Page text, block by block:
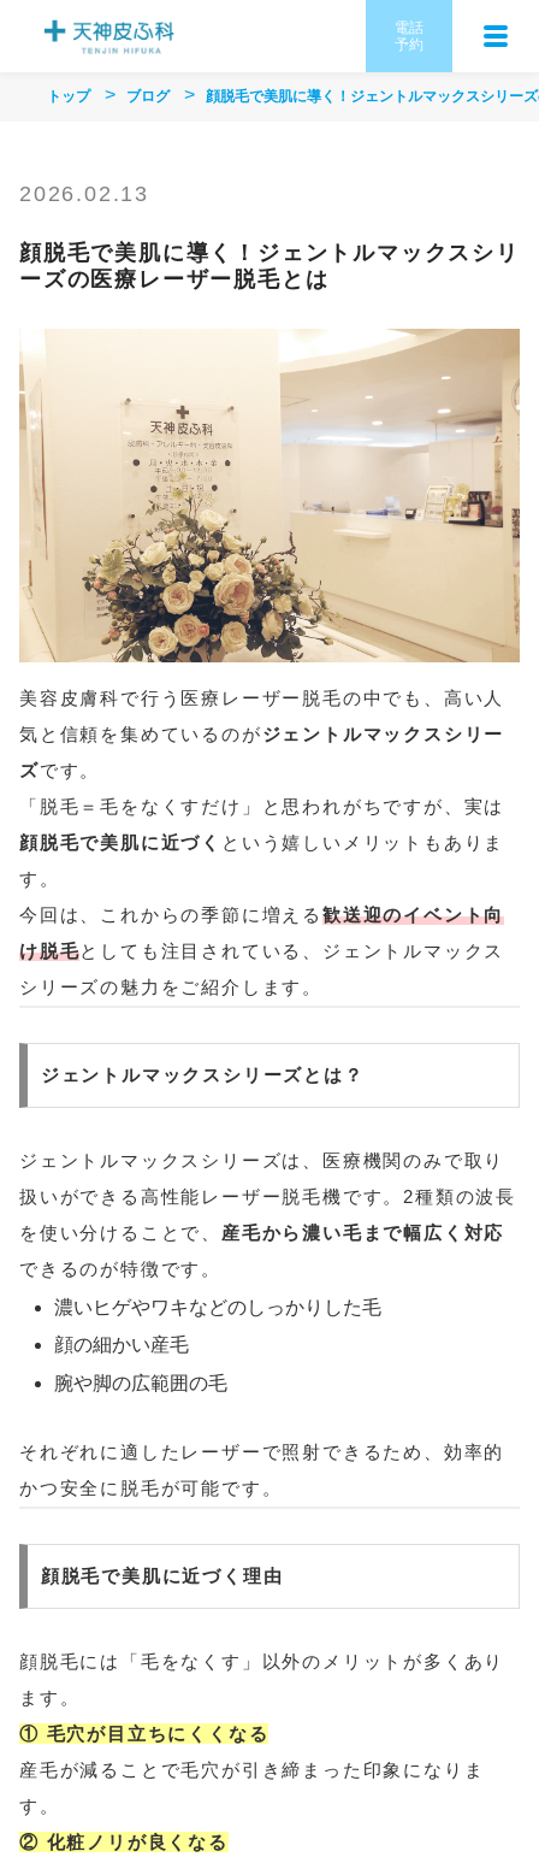
電話
予約
トップ ブログ 顔脱毛で美肌に導く！ジェントルマックスシリー
2026.02.13
顔脱毛で美肌に導く！ジェントルマックスシリ
ーズの医療レーザー脱毛とは
美容皮膚科で行う医療レーザー脱毛の中でも、高い人
気と信頼を集めているのがジェントルマックスシリー
ズです。
「脱毛＝毛をなくすだけ」と思われがちですが、実は
顔脱毛で美肌に近づく という嬉しいメリットもありま
す。
今回は、これからの季節に増える 歓送迎のイベント向
け脱毛としても注目されている、ジェントルマックス
シリーズの魅力をご紹介します。
ジェントルマックスシリーズとは？
ジェントルマックスシリーズは、医療機関のみで取り
扱いができる高性能レーザー脱毛機です。2種類の波長
を使い分けることで、 産毛から濃い毛まで幅広く対応
できるのが特徴です。
濃いヒゲやワキなどのしっかりした毛
顔の細かい産毛
腕や脚の広範囲の毛
それぞれに適したレーザーで照射できるため、効率的
かつ安全に脱毛が可能です。
顔脱毛で美肌に近づく理由
顔脱毛には「毛をなくす」以外のメリットが多くあり
ます。
① 毛穴が目立ちにくくなる
産毛が減ることで毛穴が引き締まった印象になりま
す。
② 化粧ノリが良くなる